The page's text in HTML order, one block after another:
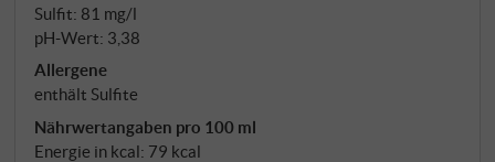
Sulfit: 81 mg/l
pH-Wert: 3,38
Allergene
enthält Sulfite
Nährwertangaben pro 100 ml
Energie in kcal: 79 kcal